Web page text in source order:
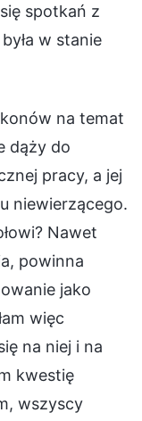
spotkań z
w stanie
na temat
dąży do
pracy, a jej
niewierzącego.
Nawet
powinna
jako
więc
na niej i na
kwestię
wszyscy